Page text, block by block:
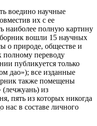
воедино научные
их с ее
наиболее полную картину
вошли 15 научных
о природе, обществе и
полному переводу
публикуется только
дао»); все изданные
также помещены
из
пять из которых никогда
нас в составе личного